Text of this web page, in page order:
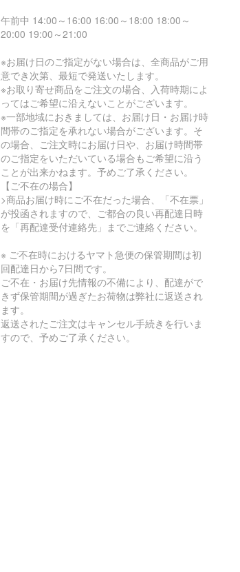
午前中 14:00～16:00 16:00～18:00 18:00～
20:00 19:00～21:00
※お届け日のご指定がない場合は、全商品がご用
意でき次第、最短で発送いたします。
※お取り寄せ商品をご注文の場合、入荷時期によ
ってはご希望に沿えないことがございます。
※一部地域におきましては、お届け日・お届け時
間帯のご指定を承れない場合がございます。そ
の場合、ご注文時にお届け日や、お届け時間帯
のご指定をいただいている場合もご希望に沿う
ことが出来かねます。予めご了承ください。
【ご不在の場合】
>商品お届け時にご不在だった場合、「不在票」
が投函されますので、ご都合の良い再配達日時
を「再配達受付連絡先」までご連絡ください。
※ ご不在時におけるヤマト急便の保管期間は初
回配達日から7日間です。
ご不在・お届け先情報の不備により、配達がで
きず保管期間が過ぎたお荷物は弊社に返送され
ます。
返送されたご注文はキャンセル手続きを行いま
すので、予めご了承ください。